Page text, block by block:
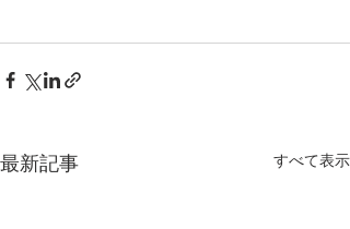
最新記事 すべて表示